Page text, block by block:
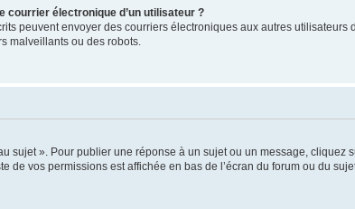
courrier électronique d’un utilisateur ?
peuvent envoyer des courriers électroniques aux autres utilisateurs
malveillants ou des robots.
sujet ». Pour publier une réponse à un sujet ou un message, cliquez
de vos permissions est affichée en bas de l’écran du forum ou du